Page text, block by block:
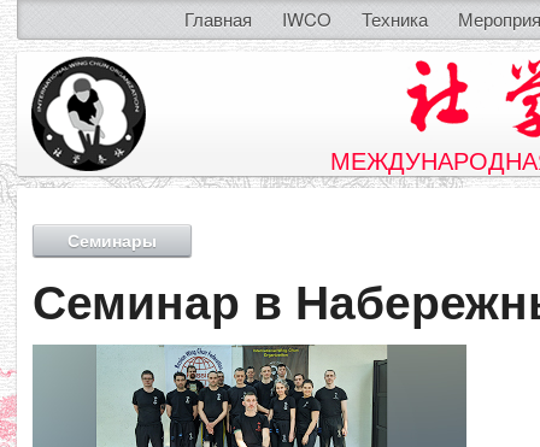
Главная IWCO Техника
Семинары
Семинар в